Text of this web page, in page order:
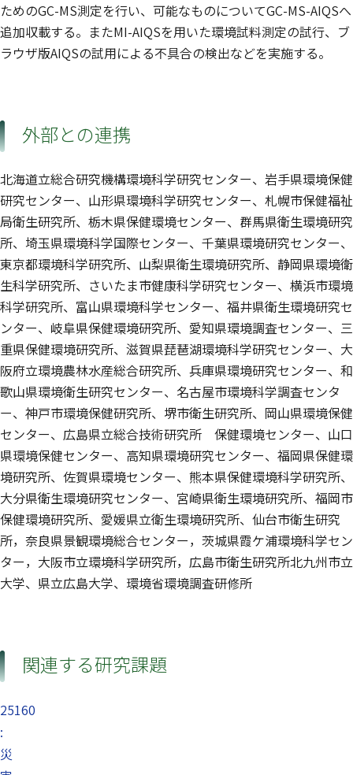
ためのGC-MS測定を行い、可能なものについてGC-MS-AIQSへ
追加収載する。またMI-AIQSを用いた環境試料測定の試行、ブ
ラウザ版AIQSの試用による不具合の検出などを実施する。
外部との連携
北海道立総合研究機構環境科学研究センター、岩手県環境保健
研究センター、山形県環境科学研究センター、札幌市保健福祉
局衛生研究所、栃木県保健環境センター、群馬県衛生環境研究
所、埼玉県環境科学国際センター、千葉県環境研究センター、
東京都環境科学研究所、山梨県衛生環境研究所、静岡県環境衛
生科学研究所、さいたま市健康科学研究センター、横浜市環境
科学研究所、富山県環境科学センター、福井県衛生環境研究セ
ンター、岐阜県保健環境研究所、愛知県環境調査センター、三
重県保健環境研究所、滋賀県琵琶湖環境科学研究センター、大
阪府立環境農林水産総合研究所、兵庫県環境研究センター、和
歌山県環境衛生研究センター、名古屋市環境科学調査センタ
ー、神戸市環境保健研究所、堺市衛生研究所、岡山県環境保健
センター、広島県立総合技術研究所 保健環境センター、山口
県環境保健センター、高知県環境研究センター、福岡県保健環
境研究所、佐賀県環境センター、熊本県保健環境科学研究所、
大分県衛生環境研究センター、宮崎県衛生環境研究所、福岡市
保健環境研究所、愛媛県立衛生環境研究所、仙台市衛生研究
所，奈良県景観環境総合センター，茨城県霞ケ浦環境科学セン
ター，大阪市立環境科学研究所，広島市衛生研究所北九州市立
大学、県立広島大学、環境省環境調査研修所
関連する研究課題
25160
:
災